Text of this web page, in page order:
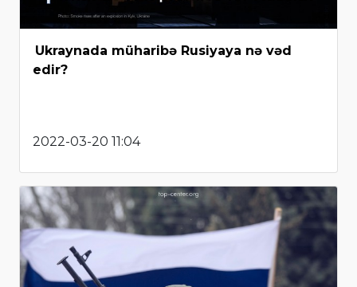
Ukraynada müharibə Rusiyaya nə vəd
edir?
2022-03-20 11:04